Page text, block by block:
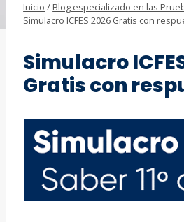
Inicio / Blog especializado en las
Simulacro ICFES 2026 Gratis con
Simulacro
Gratis con